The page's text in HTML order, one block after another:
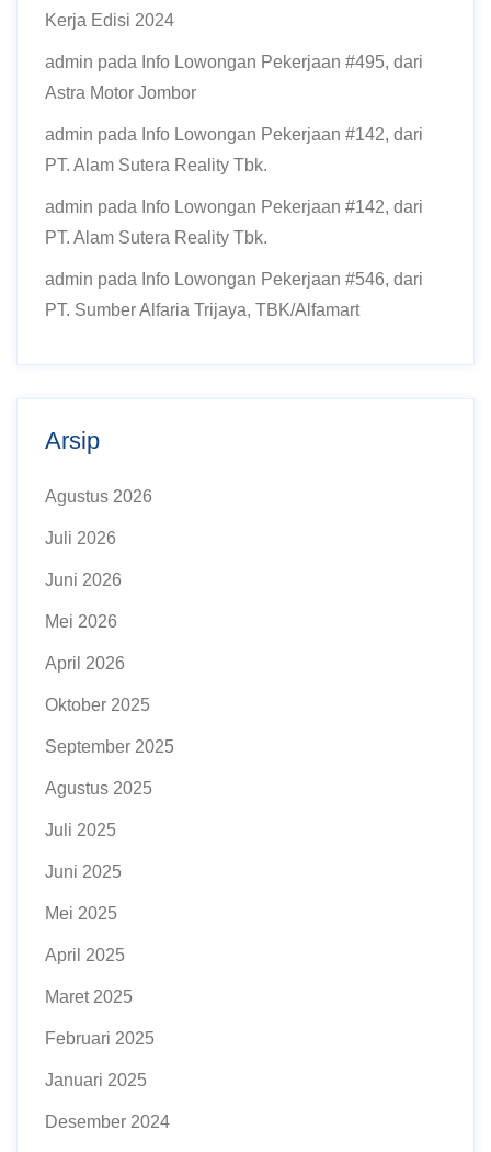
Kerja Edisi 2024
admin pada Info Lowongan Pekerjaan #495, dari
Astra Motor Jombor
admin pada Info Lowongan Pekerjaan #142, dari
PT. Alam Sutera Reality Tbk.
admin pada Info Lowongan Pekerjaan #142, dari
PT. Alam Sutera Reality Tbk.
admin pada Info Lowongan Pekerjaan #546, dari
PT. Sumber Alfaria Trijaya, TBK/Alfamart
Arsip
Agustus 2026
Juli 2026
Juni 2026
Mei 2026
April 2026
Oktober 2025
September 2025
Agustus 2025
Juli 2025
Juni 2025
Mei 2025
April 2025
Maret 2025
Februari 2025
Januari 2025
Desember 2024